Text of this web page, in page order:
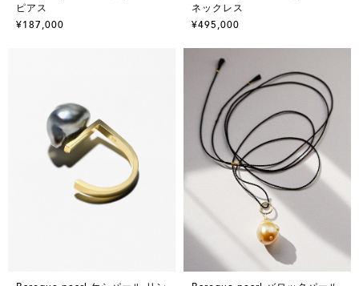
ピアス
¥187,000
ネックレス
¥495,000